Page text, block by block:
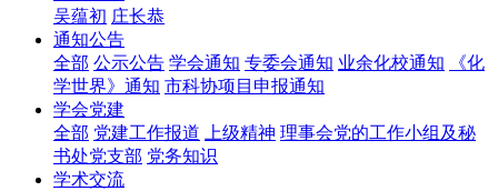
吴蕴初 庄长恭
通知公告
全部 公示公告 学会通知 专委会通知 业余化校通知
《化
学世界》通知 市科协项目申报通知
学会党建
全部 党建工作报道 上级精神 理事会党的工作小组及秘
书处党支部 党务知识
学术交流